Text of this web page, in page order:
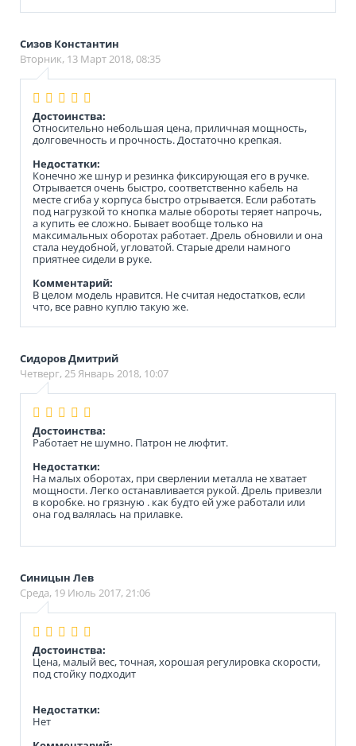
Сизов Константин
Вторник, 13 Март 2018, 08:35
Достоинства:
Относительно небольшая цена, приличная мощность,
долговечность и прочность. Достаточно крепкая.
Недостатки:
Конечно же шнур и резинка фиксирующая его в ручке.
Отрывается очень быстро, соответственно кабель на
месте сгиба у корпуса быстро отрывается. Если работать
под нагрузкой то кнопка малые обороты теряет напрочь,
а купить ее сложно. Бывает вообще только на
максимальных оборотах работает. Дрель обновили и она
стала неудобной, угловатой. Старые дрели намного
приятнее сидели в руке.
Комментарий:
В целом модель нравится. Не считая недостатков, если
что, все равно куплю такую же.
Сидоров Дмитрий
Четверг, 25 Январь 2018, 10:07
Достоинства:
Работает не шумно. Патрон не люфтит.
Недостатки:
На малых оборотах, при сверлении металла не хватает
мощности. Легко останавливается рукой. Дрель привезли
в коробке. но грязную . как будто ей уже работали или
она год валялась на прилавке.
Синицын Лев
Среда, 19 Июль 2017, 21:06
Достоинства:
Цена, малый вес, точная, хорошая регулировка скорости,
под стойку подходит
Недостатки:
Нет